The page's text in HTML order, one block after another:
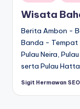
in
Wisata
Berita Ambon -
Banda -
Pulau Neira,
serta Pulau
Posted
Sigit Hermawan SEO